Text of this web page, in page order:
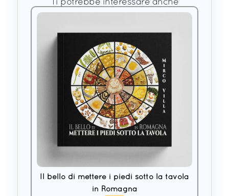
Il bello di mettere i piedi sotto la tavola
in Romagna